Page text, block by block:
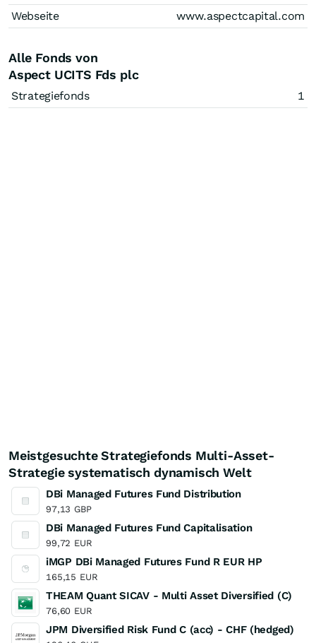
Webseite
www.aspectcapital.com
Alle Fonds von
Aspect UCITS Fds plc
Strategiefonds 1
Meistgesuchte Strategiefonds Multi-Asset-
Strategie systematisch dynamisch Welt
DBi Managed Futures Fund Distribution
97,13 GBP
DBi Managed Futures Fund Capitalisation
99,72 EUR
iMGP DBi Managed Futures Fund R EUR HP
165,15 EUR
THEAM Quant SICAV - Multi Asset Diversified (C)
76,60 EUR
JPM Diversified Risk Fund C (acc) - CHF (hedged)